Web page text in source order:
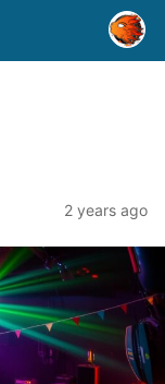
2 years ago